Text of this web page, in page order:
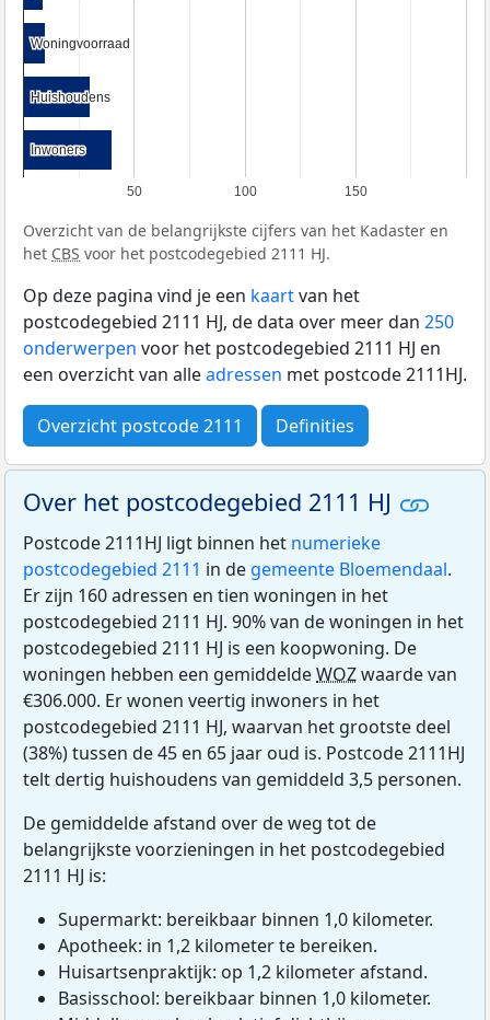
50 100 150
Woningvoorraad
Woningvoorraad
Huishoudens
Huishoudens
Inwoners
Inwoners
Overzicht van de belangrijkste cijfers van het Kadaster en
het CBS voor het postcodegebied 2111 HJ.
Op deze pagina vind je een kaartvan het
postcodegebied 2111 HJ, de data over meer dan 250
onderwerpen voor het postcodegebied 2111 HJ en
een overzicht van alleadressen met postcode 2111HJ.
Overzicht postcode 2111 Definities
Over het postcodegebied 2111 HJ
Postcode 2111HJ ligt binnen het numerieke
postcodegebied 2111 in de gemeente Bloemendaal.
Er zijn 160 adressen en tien woningen in het
postcodegebied 2111 HJ. 90% van de woningen in het
postcodegebied 2111 HJ is een koopwoning. De
woningen hebben een gemiddeldeWOZwaarde van
€306.000. Er wonen veertig inwoners in het
postcodegebied 2111 HJ, waarvan het grootste deel
(38%) tussen de 45 en 65 jaar oud is. Postcode 2111HJ
telt dertig huishoudens van gemiddeld 3,5 personen.
De gemiddelde afstand over de weg tot de
belangrijkste voorzieningen in het postcodegebied
2111 HJ is:
Supermarkt: bereikbaar binnen 1,0 kilometer.
Apotheek: in 1,2 kilometer te bereiken.
Huisartsenpraktijk: op 1,2 kilometer afstand.
Basisschool: bereikbaar binnen 1,0 kilometer.